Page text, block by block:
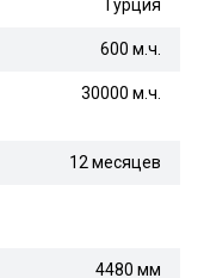
Турция
600 м.ч.
30000 м.ч.
12 месяцев
4480 мм